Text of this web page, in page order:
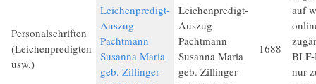
Personalschriften
(Leichenpredigten
usw.)
Leichenpredigt-
Auszug
Pachtmann
Susanna Maria
geb. Zillinger
Leichenpredigt-
Auszug
Pachtmann
Susanna Maria
geb. Zillinger
1688
auf
nur